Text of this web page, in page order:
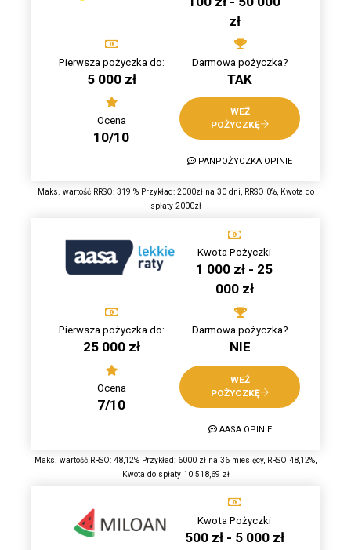
zł
Pierwsza pożyczka do:
5 000 zł
Darmowa pożyczka?
TAK
Ocena
10/10
WEŹ
POŻYCZKĘ
PANPOŻYCZKA OPINIE
Maks. wartość RRSO: 319 % Przykład: 2000zł na 30 dni, RRSO 0%, Kwota do
spłaty 2000zł
Kwota Pożyczki
1 000 zł - 25
000 zł
Pierwsza pożyczka do:
25 000 zł
Darmowa pożyczka?
NIE
Ocena
7/10
WEŹ
POŻYCZKĘ
AASA OPINIE
Maks. wartość RRSO: 48,12% Przykład: 6000 zł na 36 miesięcy, RRSO 48,12%,
Kwota do spłaty 10 518,69 zł
Kwota Pożyczki
500 zł - 5 000 zł